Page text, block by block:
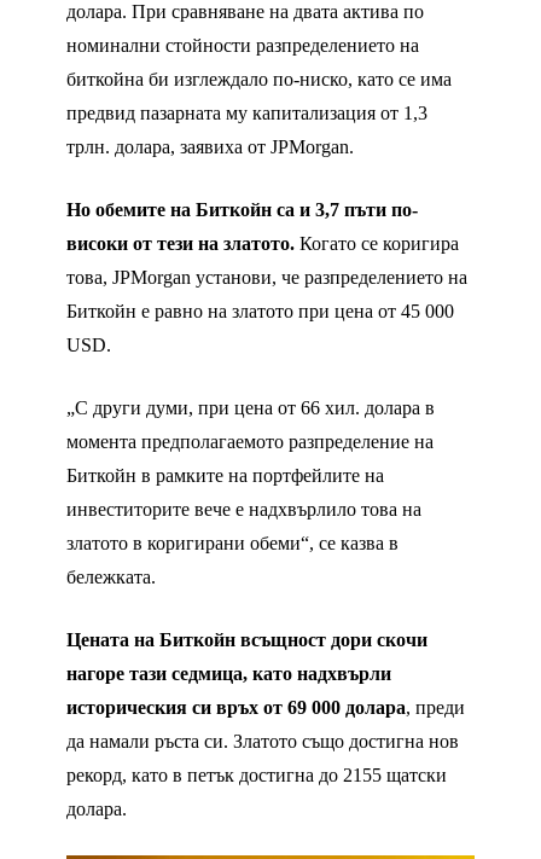
долара. При сравняване на двата актива по
номинални стойности разпределението на
биткойна би изглеждало по-ниско, като се има
предвид пазарната му капитализация от 1,3
трлн. долара, заявиха от JPMorgan.
Но обемите на Биткойн са и 3,7 пъти по-
високи от тези на златото. Когато се коригира
това, JPMorgan установи, че разпределението на
Биткойн е равно на златото при цена от 45 000
USD.
„С други думи, при цена от 66 хил. долара в
момента предполагаемото разпределение на
Биткойн в рамките на портфейлите на
инвеститорите вече е надхвърлило това на
златото в коригирани обеми“, се казва в
бележката.
Цената на Биткойн всъщност дори скочи
нагоре тази седмица, като надхвърли
историческия си връх от 69 000 долара, преди
да намали ръста си. Златото също достигна нов
рекорд, като в петък достигна до 2155 щатски
долара.